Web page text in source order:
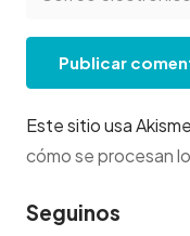
Publicar
Este sitio usa
cómo se procesan
Seguinos